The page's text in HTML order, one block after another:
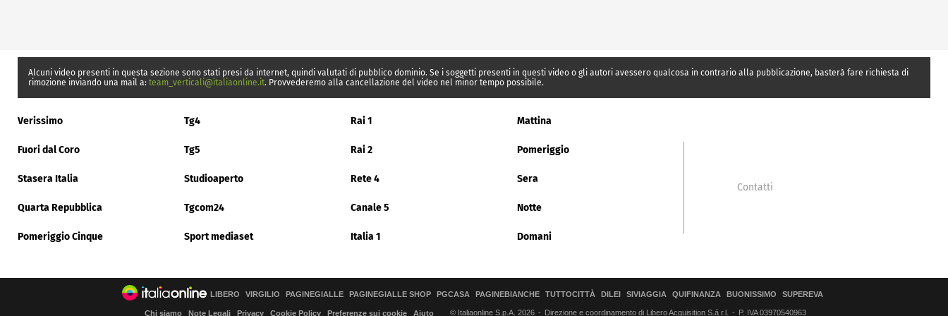
Alcuni video presenti in questa sezione sono stati presi da internet, quindi valutati di pubblico dominio. Se i soggetti presenti in questi video o gli autori avessero qualcosa in contrario alla pubblicazione, basterà fare richiesta di
rimozione inviando una mail a: team_verticali@italiaonline.it. Provvederemo alla cancellazione del video nel minor tempo possibile.
Verissimo Tg4 Rai 1 Mattina
Fuori dal Coro Tg5 Rai 2 Pomeriggio
Stasera Italia Studioaperto Rete 4 Sera
Quarta Repubblica Tgcom24 Canale 5 Notte
Pomeriggio Cinque Sport mediaset Italia 1 Domani
Contatti
LIBERO VIRGILIO PAGINEGIALLE PAGINEGIALLE SHOP PGCASA PAGINEBIANCHE TUTTOCITTÀ DILEI SIVIAGGIA QUIFINANZA BUONISSIMO SUPEREVA
Chi siamo Note Legali Privacy Cookie Policy Preferenze sui cookie Aiuto © Italiaonline S.p.A. 2026 Direzione e coordinamento di Libero Acquisition S.á r.l. P. IVA 03970540963